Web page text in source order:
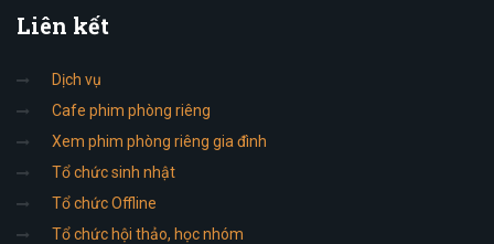
Liên kết
Dịch vụ
Cafe phim phòng riêng
Xem phim phòng riêng gia đình
Tổ chức sinh nhật
Tổ chức Offline
Tổ chức hội thảo, học nhóm